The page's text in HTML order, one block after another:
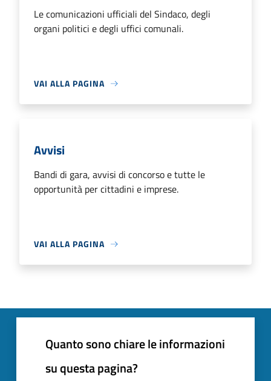
Le comunicazioni ufficiali del Sindaco, degli
organi politici e degli uffici comunali.
VAI ALLA PAGINA
Avvisi
Bandi di gara, avvisi di concorso e tutte le
opportunità per cittadini e imprese.
VAI ALLA PAGINA
Quanto sono chiare le informazioni
su questa pagina?